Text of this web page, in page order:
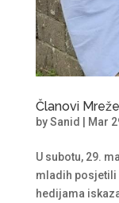
Članovi
bySanid Mar
U subotu, 29.
mladih posjetili
hedijama